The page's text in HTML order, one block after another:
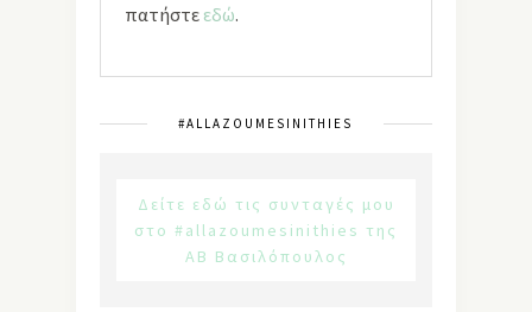
πατήστε εδώ.
#ALLAZOUMESINITHIES
Δείτε εδώ τις συνταγές μου
στο #allazoumesinithies της
ΑΒ Βασιλόπουλος